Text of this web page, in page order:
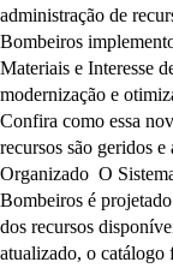
administração de
Bombeiros
Materiais e Interesse
modernização e
Confira como essa
recursos são geridos
Organizado O
Bombeiros é
dos recursos
atualizado, o catálogo